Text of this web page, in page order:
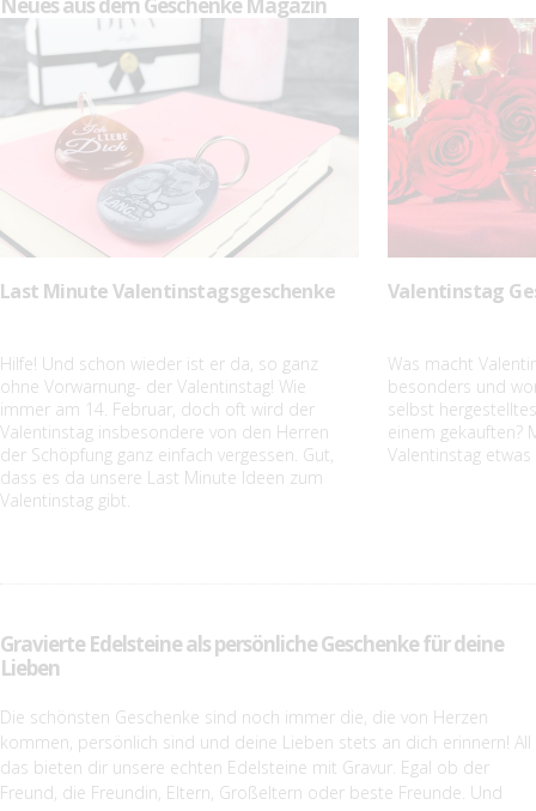
Neues aus dem Geschenke Magazin
Last Minute Valentinstagsgeschenke
Hilfe! Und schon wieder ist er da, so ganz
ohne Vorwarnung- der Valentinstag! Wie
immer am 14. Februar, doch oft wird der
Valentinstag insbesondere von den Herren
der Schöpfung ganz einfach vergessen. Gut,
dass es da unsere Last Minute Ideen zum
Valentinstag gibt.
Valentinstag
Was macht
besonders und
selbst
einem gekauften?
Valentinstag
Gravierte Edelsteine als persönliche Geschenke für deine
Lieben
Die schönsten Geschenke sind noch immer die, die von Herzen
kommen, persönlich sind und deine Lieben stets an dich erinnern! All
das bieten dir unsere echten Edelsteine mit Gravur. Egal ob der
Freund, die Freundin, Eltern, Großeltern oder beste Freunde. Und